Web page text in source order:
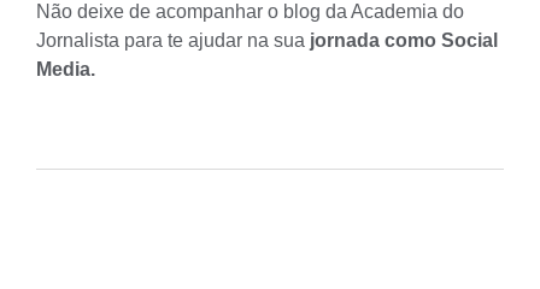
Não deixe de acompanhar o blog da Academia do
Jornalista para te ajudar na sua jornada como Social
Media.